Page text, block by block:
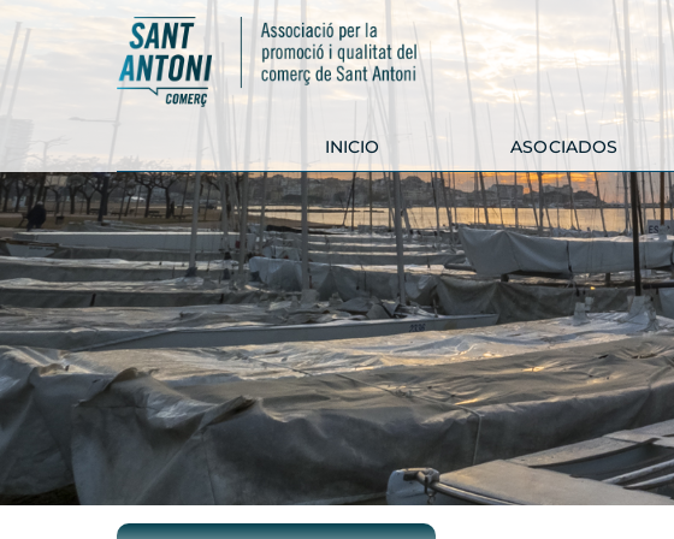
INICIO ASOCIADOS
COMERCIOS
CARNICERÍA
ARNALL
HORNO EL CASTELL
VINALIUM
FERRETERÍA
SAPERA
CARNICERÍA CAN
PRUJÀ
TECNIBIKE
SERVICIOS Y
EMPRESAS
ARC INTERIORISMO
CIPAUTOS
FARMACIA BORÉS
GHOFI
IDEHANT
MÓN D'HARMONIA
PALLARS FUSTA
FINCAS
HELENA
FINQUES
EMPORDÀ
RETREATS